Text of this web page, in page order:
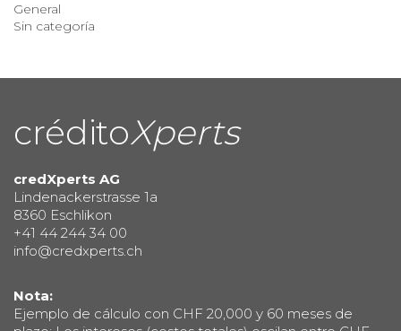
General
Sin categoría
créditoXperts
credXperts AG
Lindenackerstrasse 1a
8360 Eschlikon
+41 44 244 34 00
info@credxperts.ch
Nota:
Ejemplo de cálculo con CHF 20,000 y 60 meses de